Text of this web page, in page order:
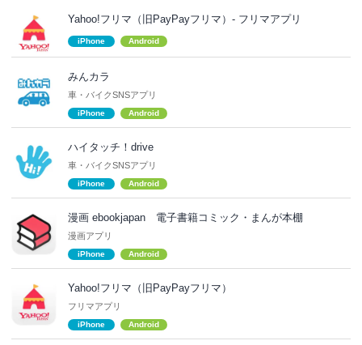
Yahoo!フリマ（旧PayPayフリマ）- フリマアプリ
iPhone Android
みんカラ
車・バイクSNSアプリ
iPhone Android
ハイタッチ！drive
車・バイクSNSアプリ
iPhone Android
漫画 ebookjapan 電子書籍コミック・まんが本棚
漫画アプリ
iPhone Android
Yahoo!フリマ（旧PayPayフリマ）
フリマアプリ
iPhone Android